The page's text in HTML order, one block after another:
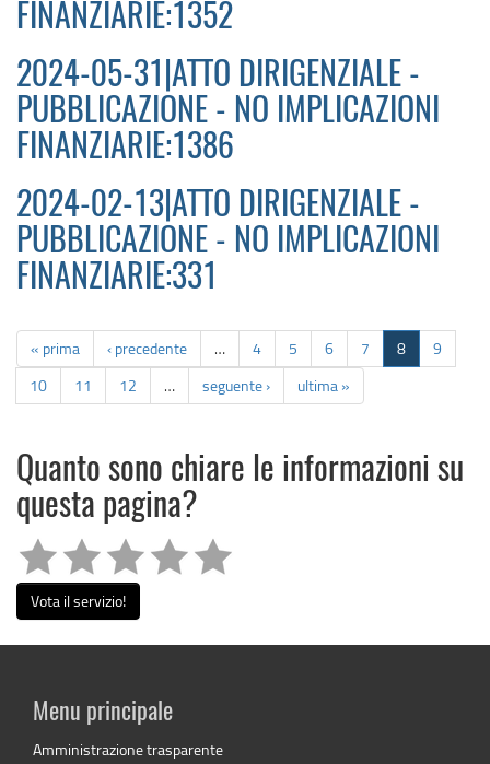
FINANZIARIE:1352
2024-05-31|ATTO DIRIGENZIALE -
PUBBLICAZIONE - NO IMPLICAZIONI
FINANZIARIE:1386
2024-02-13|ATTO DIRIGENZIALE -
PUBBLICAZIONE - NO IMPLICAZIONI
FINANZIARIE:331
« prima ‹ precedente … 4 5 6 7 8
9
10
11 12 … seguente › ultima »
Quanto sono chiare le informazioni su
questa pagina?
Vota il servizio!
Menu principale
Amministrazione trasparente